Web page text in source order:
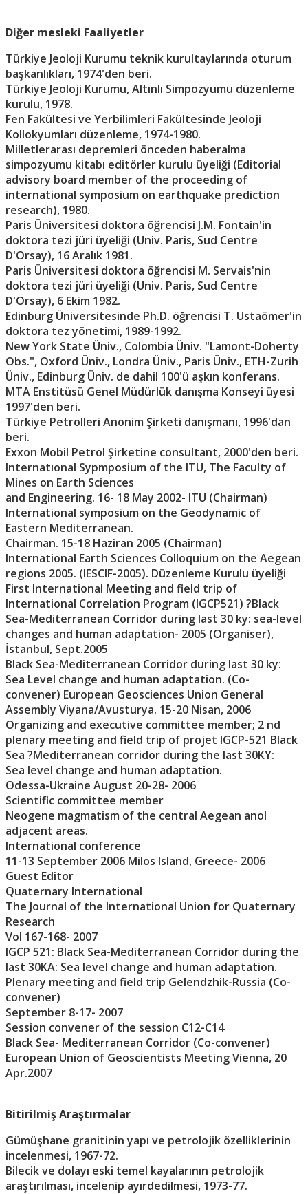
Diğer mesleki Faaliyetler
Türkiye Jeoloji Kurumu teknik kurultaylarında oturum
başkanlıkları, 1974'den beri.
Türkiye Jeoloji Kurumu, Altınlı Simpozyumu düzenleme
kurulu, 1978.
Fen Fakültesi ve Yerbilimleri Fakültesinde Jeoloji
Kollokyumları düzenleme, 1974-1980.
Milletlerarası depremleri önceden haberalma
simpozyumu kitabı editörler kurulu üyeliği (Editorial
advisory board member of the proceeding of
international symposium on earthquake prediction
research), 1980.
Paris Üniversitesi doktora öğrencisi J.M. Fontain'in
doktora tezi jüri üyeliği (Univ. Paris, Sud Centre
D'Orsay), 16 Aralık 1981.
Paris Üniversitesi doktora öğrencisi M. Servais'nin
doktora tezi jüri üyeliği (Univ. Paris, Sud Centre
D'Orsay), 6 Ekim 1982.
Edinburg Üniversitesinde Ph.D. öğrencisi T. Ustaömer'in
doktora tez yönetimi, 1989-1992.
New York State Üniv., Colombia Üniv. "Lamont-Doherty
Obs.", Oxford Üniv., Londra Üniv., Paris Üniv., ETH-Zurih
Üniv., Edinburg Üniv. de dahil 100'ü aşkın konferans.
MTA Enstitüsü Genel Müdürlük danışma Konseyi üyesi
1997'den beri.
Türkiye Petrolleri Anonim Şirketi danışmanı, 1996'dan
beri.
Exxon Mobil Petrol Şirketine consultant, 2000'den beri.
Internatıonal Sypmposium of the ITU, The Faculty of
Mines on Earth Sciences
and Engineering. 16- 18 May 2002- ITU (Chairman)
International symposium on the Geodynamic of
Eastern Mediterranean.
Chairman. 15-18 Haziran 2005 (Chairman)
International Earth Sciences Colloquium on the Aegean
regions 2005. (IESCIF-2005). Düzenleme Kurulu üyeliği
First International Meeting and field trip of
International Correlation Program (IGCP521) ?Black
Sea-Mediterranean Corridor during last 30 ky: sea-level
changes and human adaptation- 2005 (Organiser),
İstanbul, Sept.2005
Black Sea-Mediterranean Corridor during last 30 ky:
Sea Level change and human adaptation. (Co-
convener) European Geosciences Union General
Assembly Viyana/Avusturya. 15-20 Nisan, 2006
Organizing and executive committee member; 2 nd
plenary meeting and field trip of projet IGCP-521 Black
Sea ?Mediterranean corridor during the last 30KY:
Sea level change and human adaptation.
Odessa-Ukraine August 20-28- 2006
Scientific committee member
Neogene magmatism of the central Aegean anol
adjacent areas.
International conference
11-13 September 2006 Milos Island, Greece- 2006
Guest Editor
Quaternary International
The Journal of the International Union for Quaternary
Research
Vol 167-168- 2007
IGCP 521: Black Sea-Mediterranean Corridor during the
last 30KA: Sea level change and human adaptation.
Plenary meeting and field trip Gelendzhik-Russia (Co-
convener)
September 8-17- 2007
Session convener of the session C12-C14
Black Sea- Mediterranean Corridor (Co-convener)
European Union of Geoscientists Meeting Vienna, 20
Apr.2007
Bitirilmiş Araştırmalar
Gümüşhane granitinin yapı ve petrolojik özelliklerinin
incelenmesi, 1967-72.
Bilecik ve dolayı eski temel kayalarının petrolojik
araştırılması, incelenip ayırdedilmesi, 1973-77.